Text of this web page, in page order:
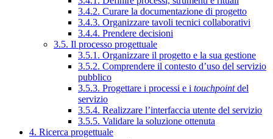
3.4.2. Curare la documentazione di progetto
3.4.3. Organizzare tavoli tecnici collaborativi
3.4.4. Prendere decisioni
3.5. Il processo progettuale
3.5.1. Organizzare il progetto e la sua gestione
3.5.2. Comprendere il contesto d’uso del servizio
pubblico
3.5.3. Progettare i processi e i touchpointdel
servizio
3.5.4. Realizzare l’interfaccia utente del servizio
3.5.5. Validare la soluzione ottenuta
4. Ricerca progettuale